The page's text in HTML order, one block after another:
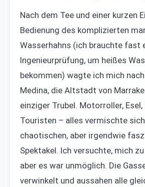
Nach dem Tee und einer kurzen
Bedienung des komplizierten
Wasserhahns (ich brauchte fast
Ingenieurprüfung, um heißes
bekommen) wagte ich mich
Medina, die Altstadt von
einziger Trubel. Motorroller, Esel,
Touristen – alles vermischte
chaotischen, aber irgendwie
Spektakel. Ich versuchte, mich
aber es war unmöglich. Die
verwinkelt und aussahen alle